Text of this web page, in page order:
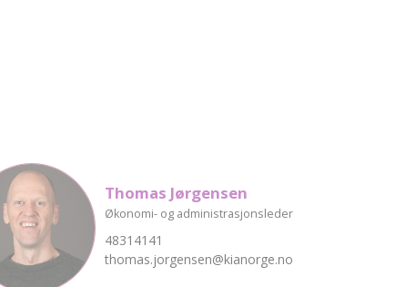
Thomas Jørgensen
Økonomi- og administrasjonsleder
48314141
thomas.jorgensen@kianorge.no